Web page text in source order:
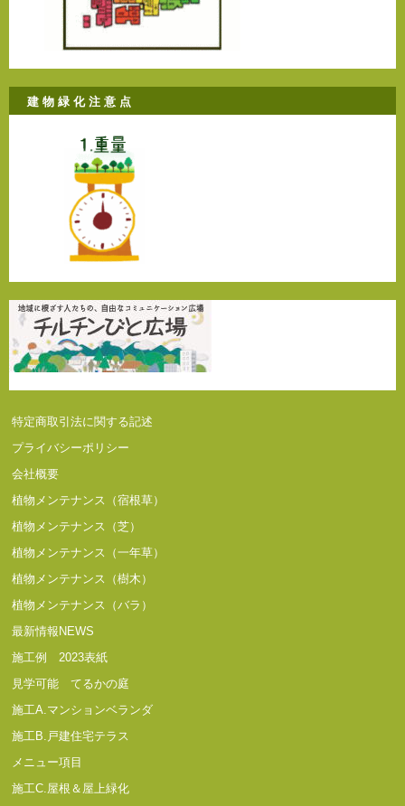
建 物 緑 化 注 意 点
特定商取引法に関する記述
プライバシーポリシー
会社概要
植物メンテナンス（宿根草）
植物メンテナンス（芝）
植物メンテナンス（一年草）
植物メンテナンス（樹木）
植物メンテナンス（バラ）
最新情報NEWS
施工例 2023表紙
見学可能 てるかの庭
施工A.マンションベランダ
施工B.戸建住宅テラス
メニュー項目
施工C.屋根＆屋上緑化